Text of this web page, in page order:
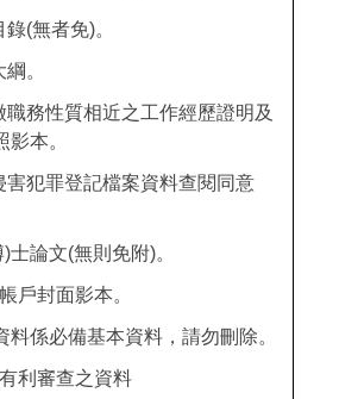
錄(無者免)。
。
職務性質相近之工作經歷證明及
影本。
害犯罪登記檔案資料查閱同意
)士論文(無則免附)。
戶封面影本。
係必備基本資料，請勿刪除。
利審查之資料